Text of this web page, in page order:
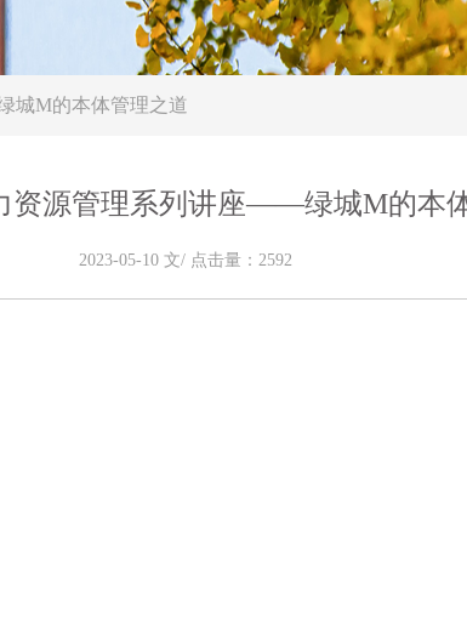
城M的本体管理之道
资源管理系列讲座——绿城M的本
2023-05-10 文/ 点击量：2592